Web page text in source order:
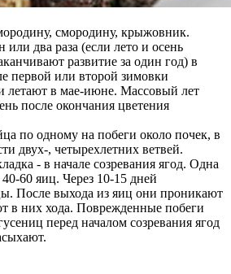
смородину, крыжовник.
два раза (если лето и осень
развитие за один год) в
первой или второй зимовки
летают в мае-июне. Массовый лет
после окончания цветения
по одному на побеги около почек, в
двух-, четырехлетних ветвей.
- в начале созревания ягод. Одна
60 яиц. Через 10-15 дней
После выхода из яиц они проникают
в них хода. Поврежденные побеги
перед началом созревания ягод